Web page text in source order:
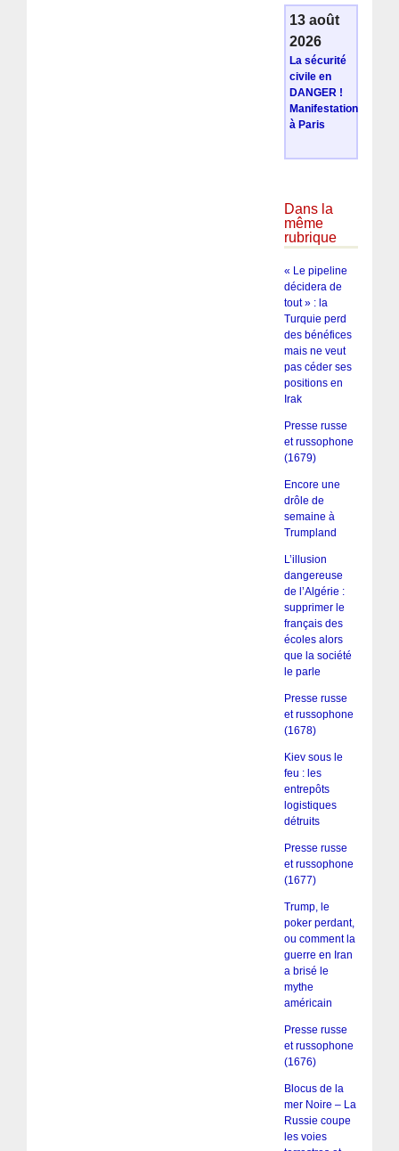
13 août
2026
La sécurité
civile en
DANGER !
Manifestation
à Paris
Dans la
même
rubrique
« Le pipeline
décidera de
tout » : la
Turquie perd
des bénéfices
mais ne veut
pas céder ses
positions en
Irak
Presse russe
et russophone
(1679)
Encore une
drôle de
semaine à
Trumpland
L’illusion
dangereuse
de l’Algérie :
supprimer le
français des
écoles alors
que la société
le parle
Presse russe
et russophone
(1678)
Kiev sous le
feu : les
entrepôts
logistiques
détruits
Presse russe
et russophone
(1677)
Trump, le
poker perdant,
ou comment la
guerre en Iran
a brisé le
mythe
américain
Presse russe
et russophone
(1676)
Blocus de la
mer Noire – La
Russie coupe
les voies